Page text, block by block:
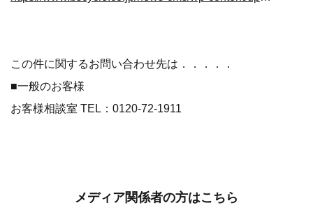
この件に関するお問い合わせ先は．．．．．
■一般のお客様
お客様相談室 TEL：0120-72-1911
メディア関係者の方はこちら